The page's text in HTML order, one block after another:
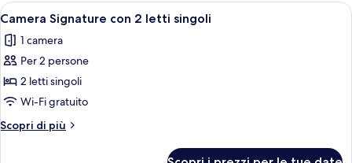
Apri
tutte
le
foto
per
Camera
Signature
con
Camera d'albergo con due letti, una
5
Camera Signature con 2 letti singoli
1 camera
Per 2 persone
2 letti singoli
Wi-Fi gratuito
Scopri di più
Altri